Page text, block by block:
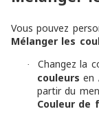
Vous pouvez
Mélanger les
· Changez la
couleurs en
partir du
Couleur de